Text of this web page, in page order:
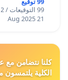
99 توقيع
99 التوقيعات / 12 أشهر
21 Aug 2025
كلنا نتضامن مع
الكلية يلتمسون